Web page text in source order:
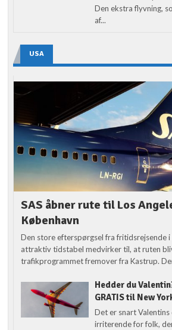
Den ekstra flyvning,
af...
USA
SAS åbner rute til Los
København
Den store efterspørgsel fra fritidsrejsende i
attraktiv tidstabel medvirker til, at ruten
trafikprogrammet fremover fra Kastrup.
Hedder du
GRATIS til New
Det er snart
irriterende for folk,